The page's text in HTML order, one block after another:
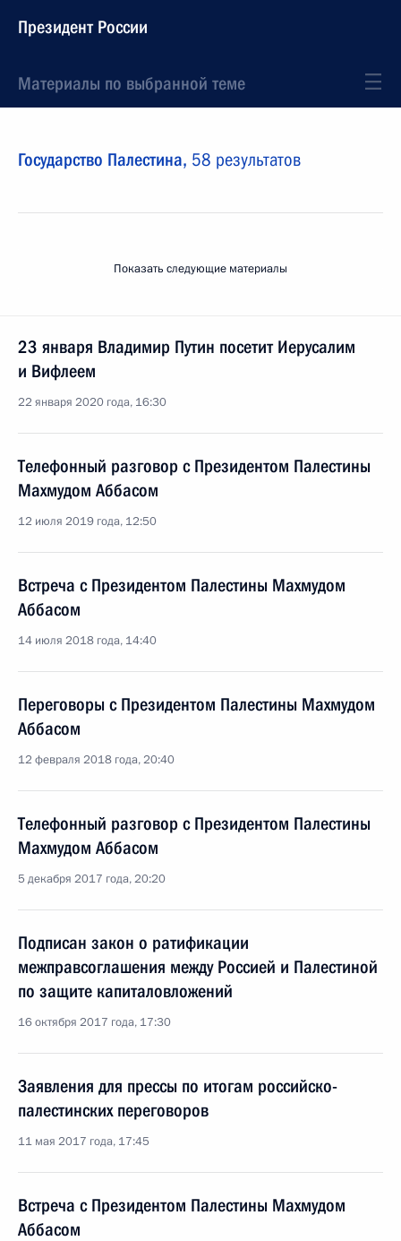
Президент России
Материалы по выбранной теме
Государство Палестина, 58 результатов
Показать следующие материалы
23 января Владимир Путин посетит Иерусалим
и Вифлеем
22 января 2020 года, 16:30
Телефонный разговор с Президентом Палестины
Махмудом Аббасом
12 июля 2019 года, 12:50
Встреча с Президентом Палестины Махмудом
Аббасом
14 июля 2018 года, 14:40
Переговоры с Президентом Палестины Махмудом
Аббасом
12 февраля 2018 года, 20:40
Телефонный разговор с Президентом Палестины
Махмудом Аббасом
5 декабря 2017 года, 20:20
Подписан закон о ратификации
межправсоглашения между Россией и Палестиной
по защите капиталовложений
16 октября 2017 года, 17:30
Заявления для прессы по итогам российско-
палестинских переговоров
11 мая 2017 года, 17:45
Встреча с Президентом Палестины Махмудом
Аббасом